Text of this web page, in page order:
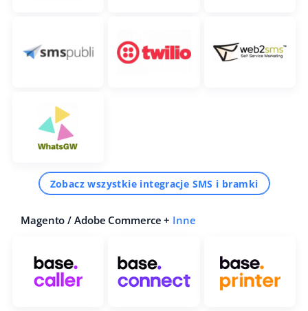
Zobacz wszystkie integracje SMS i bramki
Magento / Adobe Commerce + Inne